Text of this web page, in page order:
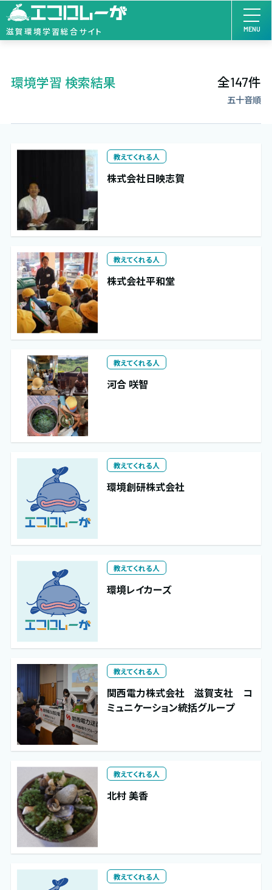
滋賀環境学習総合サイト MENU
環境学習 検索結果 全147件
五十音順
教えてくれる人
株式会社日映志賀
教えてくれる人
株式会社平和堂
教えてくれる人
河合 咲智
教えてくれる人
環境創研株式会社
教えてくれる人
環境レイカーズ
教えてくれる人
関西電力株式会社 滋賀支社 コ
ミュニケーション統括グループ
教えてくれる人
北村 美香
教えてくれる人